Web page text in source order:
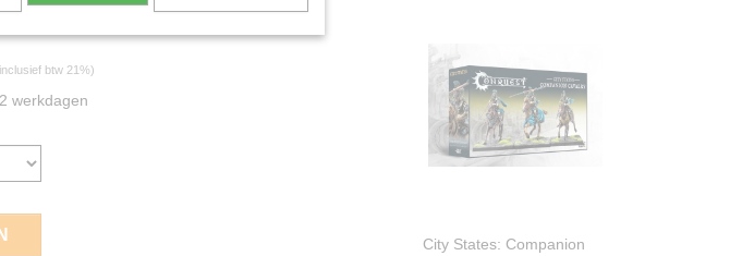
btw 21%)
werkdagen
City States: Companion